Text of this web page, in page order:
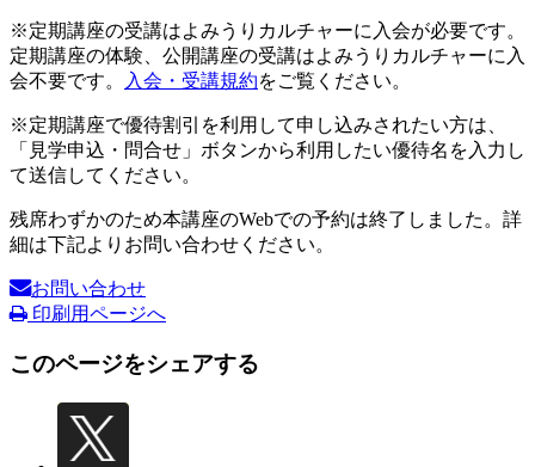
※定期講座の受講はよみうりカルチャーに入会が必要です。
定期講座の体験、公開講座の受講はよみうりカルチャーに入
会不要です。
入会・受講規約をご覧ください。
※定期講座で優待割引を利用して申し込みされたい方は、
「見学申込・問合せ」ボタンから利用したい優待名を入力し
て送信してください。
残席わずかのため本講座のWebでの予約は終了しました。詳
細は下記よりお問い合わせください。
お問い合わせ
印刷用ページへ
このページをシェアする